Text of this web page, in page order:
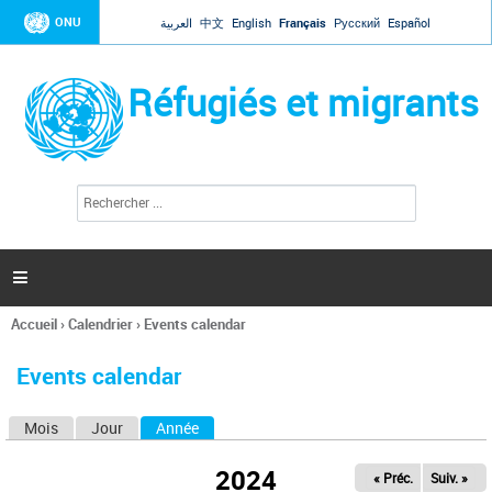
Jump to navigation
ONU العربية 中文 English Français Русский Español
Réfugiés et migrants
l
c
h
e

Vous
ici
Accueil›Calendrier› Events calendar
Events calendar
Mois Jour Année
2024 « Préc. Suiv. »